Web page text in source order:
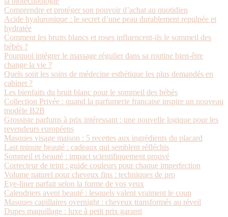
Comprendre et protéger son pouvoir d’achat au quotidien
Acide hyaluronique : le secret d’une peau durablement repulpée et
hydratée
Comment les bruits blancs et roses influencent-ils le sommeil des
bébés ?
Pourquoi intégrer le massage régulier dans sa routine bien-être
change la vie ?
Quels sont les soins de médecine esthétique les plus demandés en
cabinet ?
Les bienfaits du bruit blanc pour le sommeil des bébés
Collection Privée : quand la parfumerie française inspire un nouveau
modèle B2B
Grossiste parfums à prix intéressant : une nouvelle logique pour les
revendeurs européens
Masques visage maison : 5 recettes aux ingrédients du placard
Last minute beauté : cadeaux qui semblent réfléchis
Sommeil et beauté : impact scientifiquement prouvé
Correcteur de teint : guide couleurs pour chaque imperfection
Volume naturel pour cheveux fins : techniques de pro
Eye-liner parfait selon la forme de vos yeux
Calendriers avent beauté : lesquels valent vraiment le coup
Masques capillaires overnight : cheveux transformés au réveil
Dupes maquillage : luxe à petit prix garanti